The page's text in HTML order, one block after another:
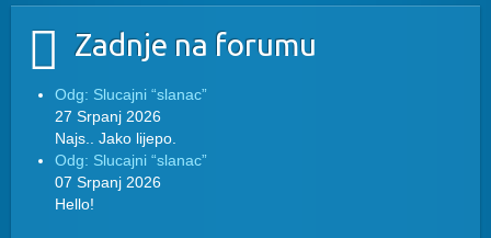
Zadnje na forumu
Odg: Slucajni “slanac”
27 Srpanj 2026
Najs.. Jako lijepo.
Odg: Slucajni “slanac”
07 Srpanj 2026
Hello!